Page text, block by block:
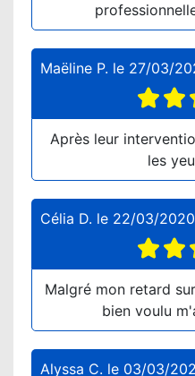
Maëline P. le 27/03/
Après leur
les
Célia D. le 22/03/2020
Malgré mon retard
bien voulu
Alyssa C. le 03/03/